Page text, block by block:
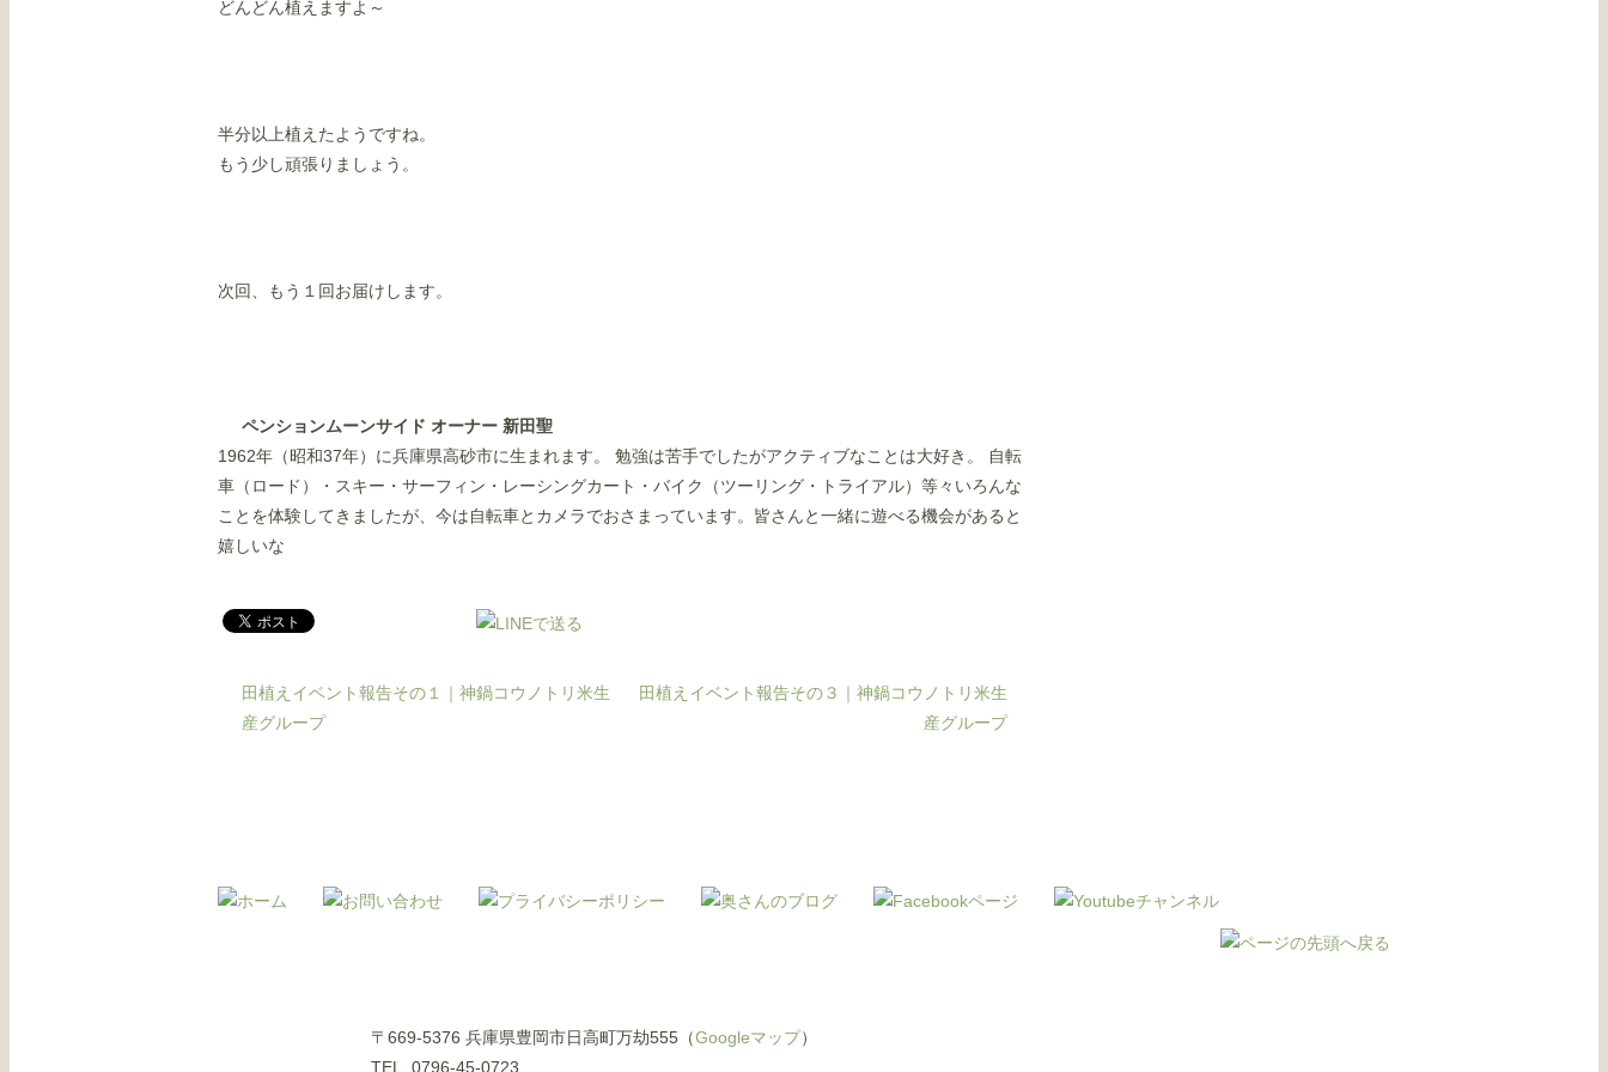
どんどん植えますよ～
半分以上植えたようですね。
もう少し頑張りましょう。
次回、もう１回お届けします。
ペンションムーンサイド オーナー 新田聖
1962年（昭和37年）に兵庫県高砂市に生まれます。 勉強は苦手でしたがアクティブなことは大好き。 自転
車（ロード）・スキー・サーフィン・レーシングカート・バイク（ツーリング・トライアル）等々いろんな
ことを体験してきましたが、今は自転車とカメラでおさまっています。皆さんと一緒に遊べる機会があると
嬉しいな
田植えイベント報告その１｜神鍋コウノトリ米生
産グループ
田植えイベント報告その３｜神鍋コウノトリ米生
産グループ
〒669-5376 兵庫県豊岡市日高町万劫555（Googleマップ）
TEL. 0796-45-0723